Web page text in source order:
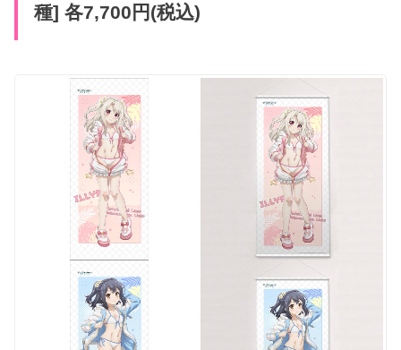
種] 各7,700円(税込)